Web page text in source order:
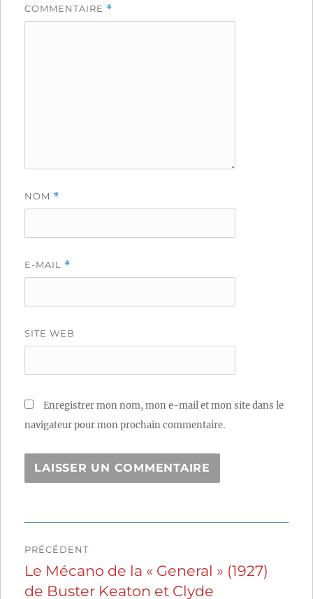
COMMENTAIRE *
NOM *
E-MAIL *
SITE WEB
Enregistrer mon nom, mon e-mail et mon site dans le
navigateur pour mon prochain commentaire.
de
l’article
PRÉCÉDENT
Publication
précédente :
Le Mécano de la « General » (1927)
de Buster Keaton et Clyde